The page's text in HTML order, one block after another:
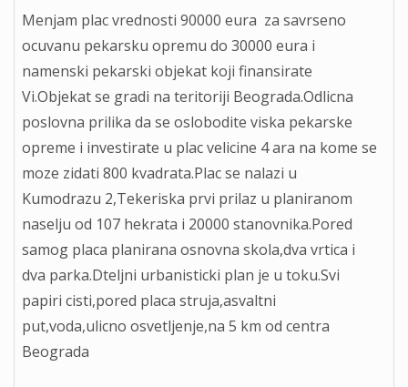
Menjam plac vrednosti 90000 eura za savrseno
ocuvanu pekarsku opremu do 30000 eura i
namenski pekarski objekat koji finansirate
Vi.Objekat se gradi na teritoriji Beograda.Odlicna
poslovna prilika da se oslobodite viska pekarske
opreme i investirate u plac velicine 4 ara na kome se
moze zidati 800 kvadrata.Plac se nalazi u
Kumodrazu 2,Tekeriska prvi prilaz u planiranom
naselju od 107 hekrata i 20000 stanovnika.Pored
samog placa planirana osnovna skola,dva vrtica i
dva parka.Dteljni urbanisticki plan je u toku.Svi
papiri cisti,pored placa struja,asvaltni
put,voda,ulicno osvetljenje,na 5 km od centra
Beograda